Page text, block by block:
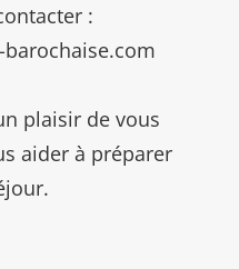
:
barochaise.com
plaisir de vous
aider à préparer